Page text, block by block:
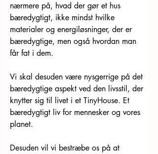
nærmere på, hvad der gør et hus
bæredygtigt, ikke mindst hvilke
materialer og energiløsninger, der er
bæredygtige, men også hvordan man
får fat i dem.
Vi skal desuden være nysgerrige på det
bæredygtige aspekt ved den livsstil, der
knytter sig til livet i et TinyHouse. Et
bæredygtigt liv for mennesker og vores
planet.
Desuden vil vi bestræbe os på at